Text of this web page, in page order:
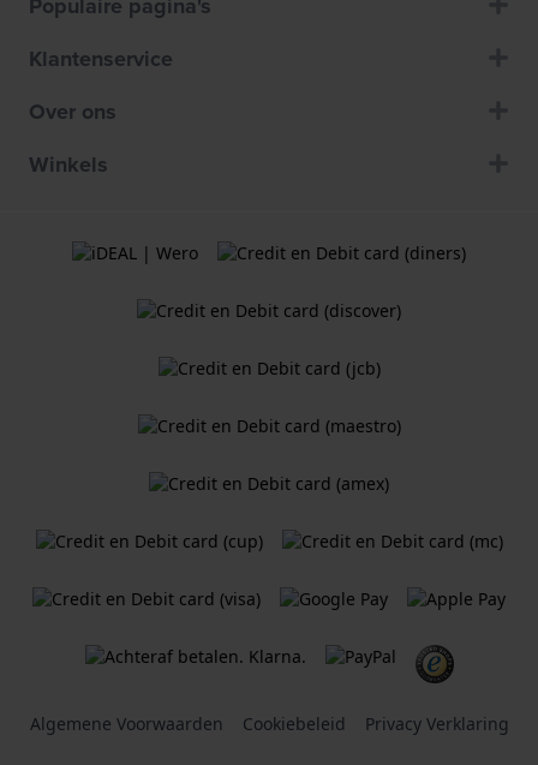
Klantenservice
Over ons
Winkels
Algemene Voorwaarden Cookiebeleid Privacy Verklaring